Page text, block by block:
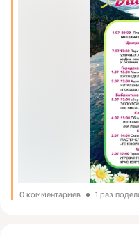
0 комментариев 1 раз